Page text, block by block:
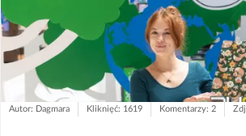
Autor: Dagmara Kliknięć: 1619 Komentarzy: 2